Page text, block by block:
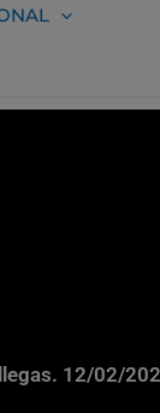
12/02/